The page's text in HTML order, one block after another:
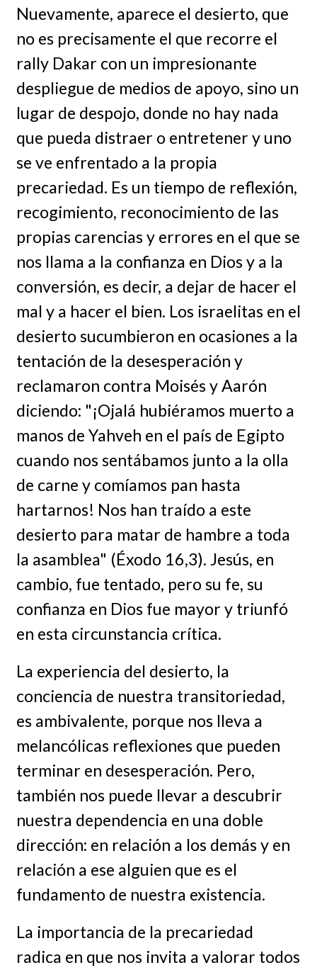
Nuevamente, aparece el desierto, que
no es precisamente el que recorre el
rally Dakar con un impresionante
despliegue de medios de apoyo, sino un
lugar de despojo, donde no hay nada
que pueda distraer o entretener y uno
se ve enfrentado a la propia
precariedad. Es un tiempo de reflexión,
recogimiento, reconocimiento de las
propias carencias y errores en el que se
nos llama a la confianza en Dios y a la
conversión, es decir, a dejar de hacer el
mal y a hacer el bien. Los israelitas en el
desierto sucumbieron en ocasiones a la
tentación de la desesperación y
reclamaron contra Moisés y Aarón
diciendo: "¡Ojalá hubiéramos muerto a
manos de Yahveh en el país de Egipto
cuando nos sentábamos junto a la olla
de carne y comíamos pan hasta
hartarnos! Nos han traído a este
desierto para matar de hambre a toda
la asamblea" (Éxodo 16,3). Jesús, en
cambio, fue tentado, pero su fe, su
confianza en Dios fue mayor y triunfó
en esta circunstancia crítica.
La experiencia del desierto, la
conciencia de nuestra transitoriedad,
es ambivalente, porque nos lleva a
melancólicas reflexiones que pueden
terminar en desesperación. Pero,
también nos puede llevar a descubrir
nuestra dependencia en una doble
dirección: en relación a los demás y en
relación a ese alguien que es el
fundamento de nuestra existencia.
La importancia de la precariedad
radica en que nos invita a valorar todos